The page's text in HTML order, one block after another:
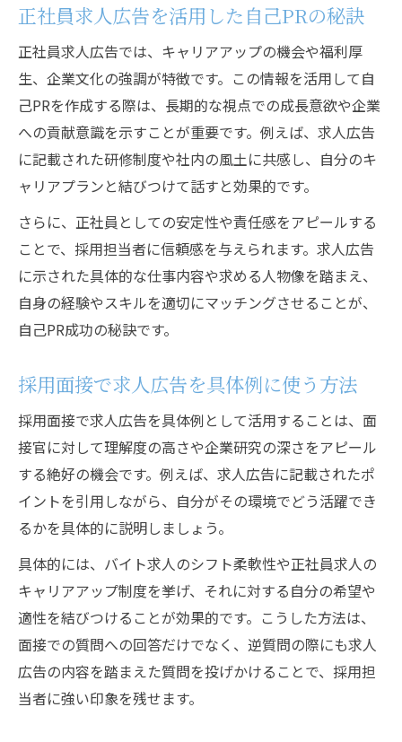
正社員求人広告を活用した自己PRの秘訣
正社員求人広告では、キャリアアップの機会や福利厚
生、企業文化の強調が特徴です。この情報を活用して自
己PRを作成する際は、長期的な視点での成長意欲や企業
への貢献意識を示すことが重要です。例えば、求人広告
に記載された研修制度や社内の風土に共感し、自分のキ
ャリアプランと結びつけて話すと効果的です。
さらに、正社員としての安定性や責任感をアピールする
ことで、採用担当者に信頼感を与えられます。求人広告
に示された具体的な仕事内容や求める人物像を踏まえ、
自身の経験やスキルを適切にマッチングさせることが、
自己PR成功の秘訣です。
採用面接で求人広告を具体例に使う方法
採用面接で求人広告を具体例として活用することは、面
接官に対して理解度の高さや企業研究の深さをアピール
する絶好の機会です。例えば、求人広告に記載されたポ
イントを引用しながら、自分がその環境でどう活躍でき
るかを具体的に説明しましょう。
具体的には、バイト求人のシフト柔軟性や正社員求人の
キャリアアップ制度を挙げ、それに対する自分の希望や
適性を結びつけることが効果的です。こうした方法は、
面接での質問への回答だけでなく、逆質問の際にも求人
広告の内容を踏まえた質問を投げかけることで、採用担
当者に強い印象を残せます。